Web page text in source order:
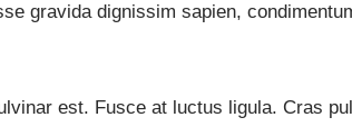
gravida dignissim sapien,
est. Fusce at luctus ligula. Cras